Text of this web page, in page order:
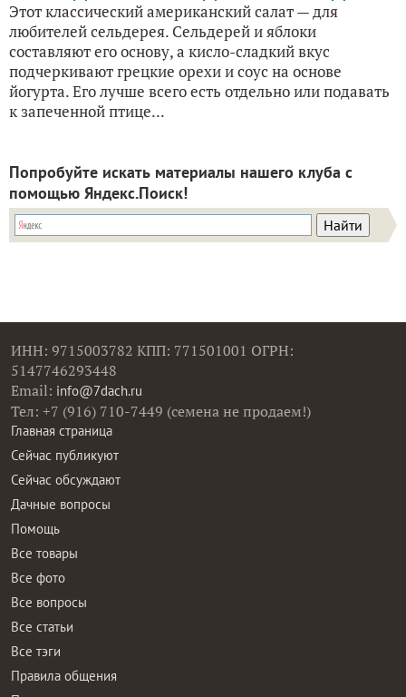
Этот классический американский салат — для
любителей сельдерея. Сельдерей и яблоки
составляют его основу, а кисло-сладкий вкус
подчеркивают грецкие орехи и соус на основе
йогурта. Его лучше всего есть отдельно или подавать
к запеченной птице...
Попробуйте искать материалы нашего клуба с
помощью Яндекс.Поиск!
ИНН: 9715003782 КПП: 771501001 ОГРН:
5147746293448
Email: info@7dach.ru
Тел: +7 (916) 710-7449 (семена не продаем!)
Главная страница
Сейчас публикуют
Сейчас обсуждают
Дачные вопросы
Помощь
Все товары
Все фото
Все вопросы
Все статьи
Все тэги
Правила общения